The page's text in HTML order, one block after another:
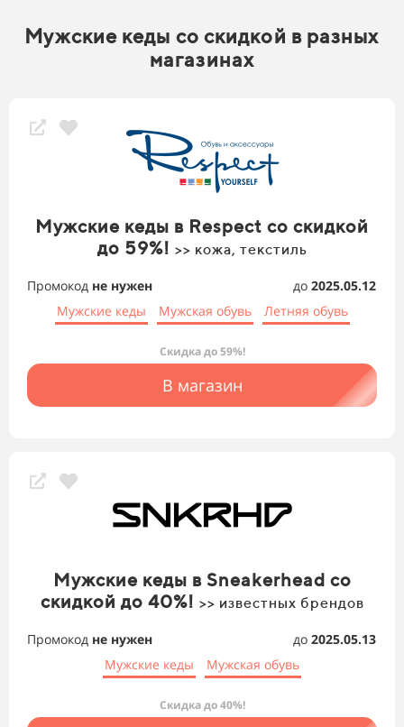
Мужские кеды со скидкой в разных
магазинах
Мужские кеды в Respect со скидкой
до 59%! >> кожа, текстиль
Промокод не нужен до 2025.05.12
Мужские кеды
Мужская обувь Летняя обувь
Скидка до 59%!
В магазин
Мужские кеды в Sneakerhead со
скидкой до 40%! >> известных брендов
Промокод не нужен до 2025.05.13
Мужские кеды
Мужская обувь
Скидка до 40%!